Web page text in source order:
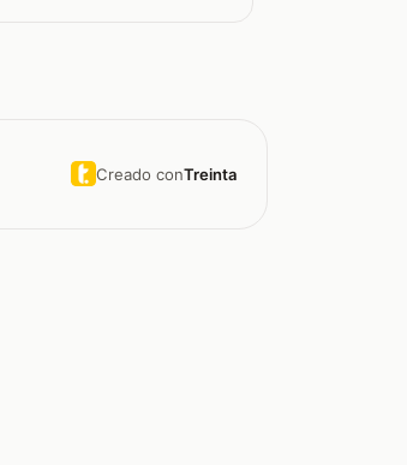
Creado conTreinta